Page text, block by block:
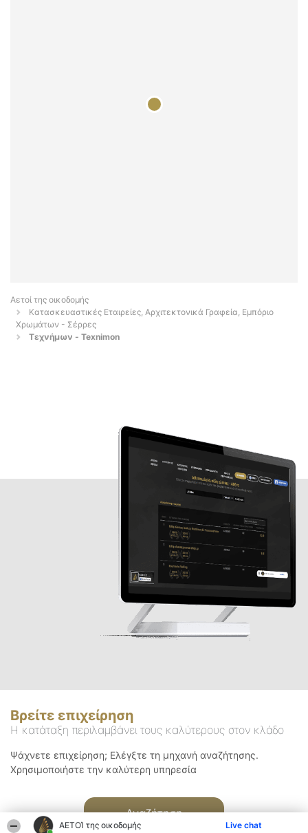
ΑΕΤΟΊ της οικοδομής Live chat
Αετοί της οικοδομής
Κατασκευαστικές Εταιρείες, Αρχιτεκτονικά Γραφεία, Εμπόριο
Χρωμάτων - Σέρρες
Τεχνήμων - Texnimon
Βρείτε επιχείρηση
Η κατάταξη περιλαμβάνει τους καλύτερους στον κλάδο
Ψάχνετε επιχείρηση; Ελέγξτε τη μηχανή αναζήτησης.
Χρησιμοποιήστε την καλύτερη υπηρεσία
Αναζήτηση